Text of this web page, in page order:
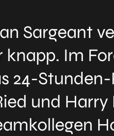
Sargeant
knapp. Im
24-
und Harry